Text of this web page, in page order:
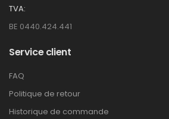
TVA:
BE 0440.424.441
Service client
FAQ
Politique de retour
Historique de commande